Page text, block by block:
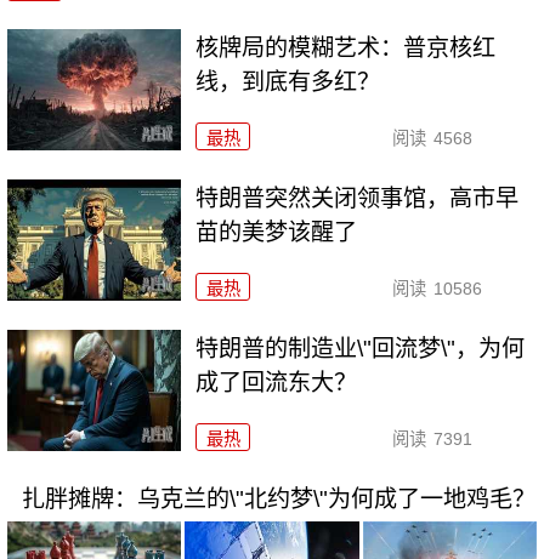
核牌局的模糊艺术：普京核红
线，到底有多红？
最热 阅读 4568
特朗普突然关闭领事馆，高市早
苗的美梦该醒了
最热 阅读 10586
特朗普的制造业\"回流梦\"，为何
成了回流东大？
最热 阅读 7391
扎胖摊牌：乌克兰的\"北约梦\"为何成了一地鸡毛？